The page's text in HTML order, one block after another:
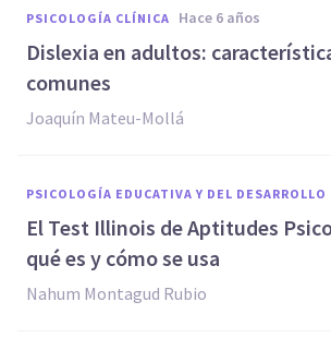
PSICOLOGÍA CLÍNICA hace 6 años
Dislexia en adultos:
comunes
Joaquín Mateu-Mollá
PSICOLOGÍA EDUCATIVA Y DEL DESARROLLO
El Test Illinois de Aptitudes
qué es y cómo se usa
Nahum Montagud Rubio